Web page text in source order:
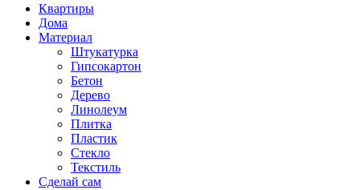
Квартиры
Дома
Материал
Штукатурка
Гипсокартон
Бетон
Дерево
Линолеум
Плитка
Пластик
Стекло
Текстиль
Сделай сам